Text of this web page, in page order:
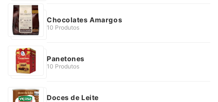
Chocolates Amargos
10 Produtos
Panetones
10 Produtos
Doces de Leite